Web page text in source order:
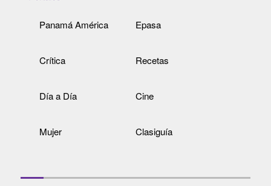
Panamá América Epasa
Crítica Recetas
Día a Día Cine
Mujer Clasiguía